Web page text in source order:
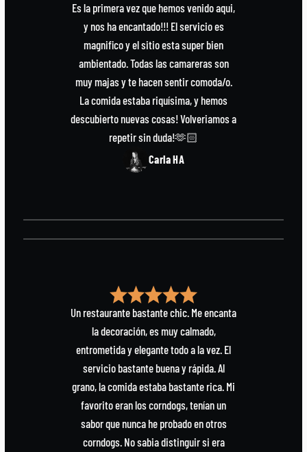
Es la primera vez que hemos venido aqui,
y nos ha encantado!!! El servicio es
magnifico y el sitio esta super bien
ambientado. Todas las camareras son
muy majas y te hacen sentir comoda/o.
La comida estaba riquísima, y hemos
descubierto nuevas cosas! Volveriamos a
repetir sin duda!🫶🏻
Carla HA
Un restaurante bastante chic. Me encanta
la decoración, es muy calmado,
entrometida y elegante todo a la vez. El
servicio bastante buena y rápida. Al
grano, la comida estaba bastante rica. Mi
favorito eran los corndogs, tenían un
sabor que nunca he probado en otros
corndogs. No sabia distinguir si era